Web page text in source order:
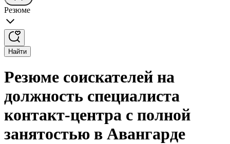
Резюме
Найти
Резюме соискателей на
должность специалиста
контакт-центра с полной
занятостью в Авангарде